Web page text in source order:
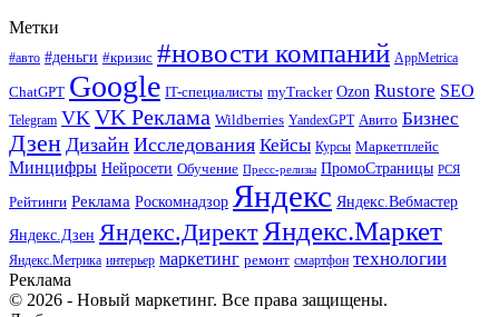
Метки
#авто #деньги #кризис #новости компаний AppMetrica
ChatGPT Google IT-специалисты myTracker Ozon Rustore SEO
Telegram VK VK Реклама Wildberries YandexGPT Авито Бизнес
Дзен Дизайн Исследования Кейсы Курсы Маркетплейс
Минцифры Нейросети Обучение Пресс-релизы ПромоСтраницы РСЯ
Рейтинги Реклама Роскомнадзор Яндекс Яндекс.Вебмастер
Яндекс.Дзен Яндекс.ДиректЯндекс.Маркет
Яндекс.Метрика интерьер маркетинг ремонт смартфон технологии
Реклама
© 2026 - Новый маркетинг. Все права защищены.